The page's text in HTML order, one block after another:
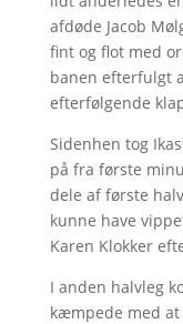
afdøde Jacob
fint og flot med
banen efterfulgt
efterfølgende
Sidenhen tog
på fra første
dele af første
kunne have
Karen Klokker
I anden halvleg
kæmpede med